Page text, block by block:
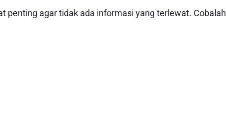
penting agar tidak ada informasi yang terlewat. Cobalah